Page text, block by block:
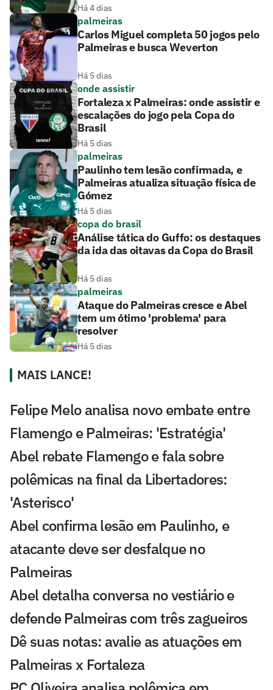
Há 4 dias
palmeiras
Carlos Miguel completa 50 jogos pelo
Palmeiras e busca Weverton
Há 5 dias
onde assistir
Fortaleza x Palmeiras: onde assistir e
escalações do jogo pela Copa do
Brasil
Há 5 dias
palmeiras
Paulinho tem lesão confirmada, e
Palmeiras atualiza situação física de
Gómez
Há 5 dias
copa do brasil
Análise tática do Guffo: os destaques
da ida das oitavas da Copa do Brasil
Há 5 dias
palmeiras
Ataque do Palmeiras cresce e Abel
tem um ótimo 'problema' para
resolver
Há 5 dias
MAIS LANCE!
Felipe Melo analisa novo embate entre
Flamengo e Palmeiras: 'Estratégia'
Abel rebate Flamengo e fala sobre
polêmicas na final da Libertadores:
'Asterisco'
Abel confirma lesão em Paulinho, e
atacante deve ser desfalque no
Palmeiras
Abel detalha conversa no vestiário e
defende Palmeiras com três zagueiros
Dê suas notas: avalie as atuações em
Palmeiras x Fortaleza